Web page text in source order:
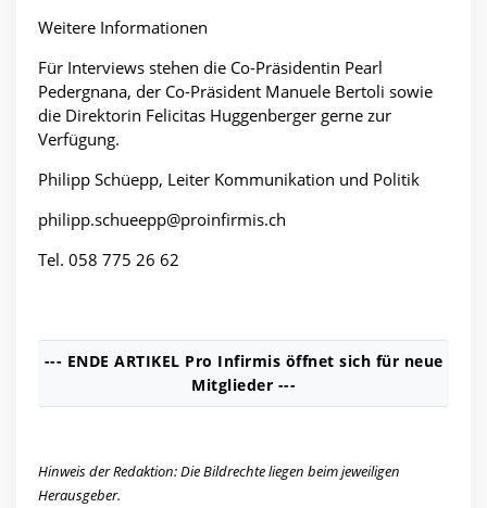
Weitere Informationen
Für Interviews stehen die Co-Präsidentin Pearl
Pedergnana, der Co-Präsident Manuele Bertoli sowie
die Direktorin Felicitas Huggenberger gerne zur
Verfügung.
Philipp Schüepp, Leiter Kommunikation und Politik
philipp.schueepp@proinfirmis.ch
Tel. 058 775 26 62
--- ENDE ARTIKEL Pro Infirmis öffnet sich für neue
Mitglieder ---
Hinweis der Redaktion: Die Bildrechte liegen beim jeweiligen
Herausgeber.